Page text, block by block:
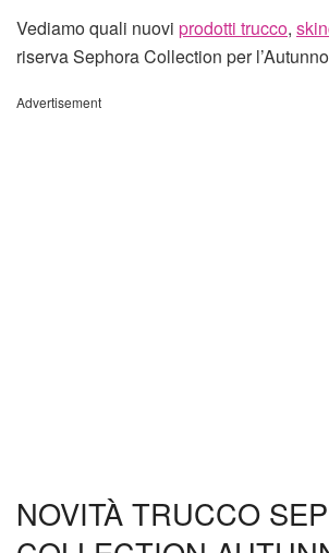
Vediamo quali nuovi prodotti trucco,
riserva Sephora Collection per
Advertisement
NOVITÀ TRUCCO